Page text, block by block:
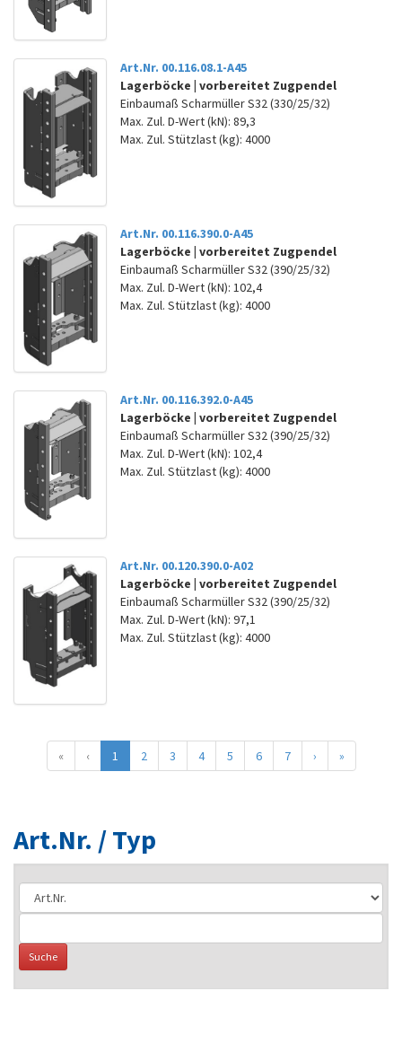
Art.Nr. 00.116.08.1-A45
Lagerböcke | vorbereitet Zugpendel
Einbaumaß Scharmüller S32 (330/25/32)
Max. Zul. D-Wert (kN): 89,3
Max. Zul. Stützlast (kg): 4000
Art.Nr. 00.116.390.0-A45
Lagerböcke | vorbereitet Zugpendel
Einbaumaß Scharmüller S32 (390/25/32)
Max. Zul. D-Wert (kN): 102,4
Max. Zul. Stützlast (kg): 4000
Art.Nr. 00.116.392.0-A45
Lagerböcke | vorbereitet Zugpendel
Einbaumaß Scharmüller S32 (390/25/32)
Max. Zul. D-Wert (kN): 102,4
Max. Zul. Stützlast (kg): 4000
Art.Nr. 00.120.390.0-A02
Lagerböcke | vorbereitet Zugpendel
Einbaumaß Scharmüller S32 (390/25/32)
Max. Zul. D-Wert (kN): 97,1
Max. Zul. Stützlast (kg): 4000
« ‹ 1 2 3 4 5 6 7 › »
Art.Nr. / Typ